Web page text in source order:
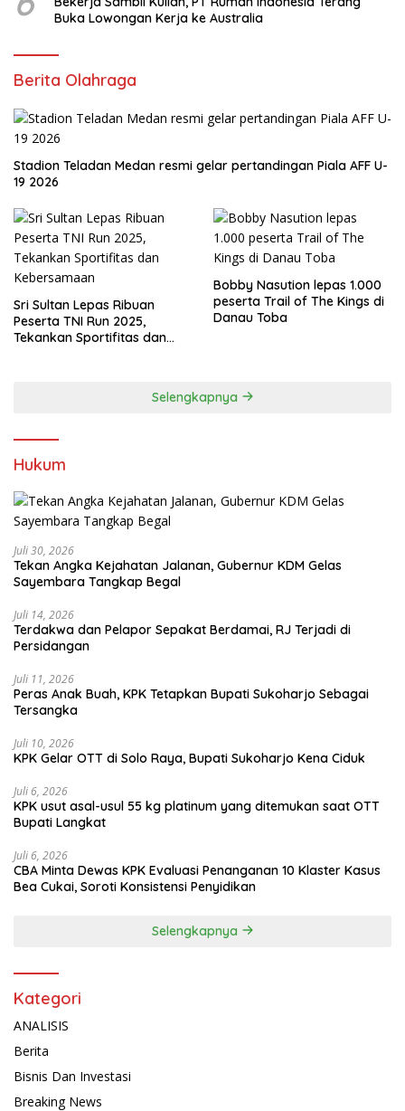
Buka Lowongan Kerja ke Australia
Berita Olahraga
Stadion Teladan Medan resmi gelar pertandingan Piala AFF U-
19 2026
Sri Sultan Lepas Ribuan
Peserta TNI Run 2025,
Tekankan Sportifitas dan
Bobby Nasution lepas 1.000
peserta Trail of The Kings di
Danau Toba
Selengkapnya
Hukum
Juli 30, 2026
Tekan Angka Kejahatan Jalanan, Gubernur KDM Gelas
Sayembara Tangkap Begal
Juli 14, 2026
Terdakwa dan Pelapor Sepakat Berdamai, RJ Terjadi di
Persidangan
Juli 11, 2026
Peras Anak Buah, KPK Tetapkan Bupati Sukoharjo Sebagai
Tersangka
Juli 10, 2026
KPK Gelar OTT di Solo Raya, Bupati Sukoharjo Kena Ciduk
Juli 6, 2026
KPK usut asal-usul 55 kg platinum yang ditemukan saat OTT
Bupati Langkat
Juli 6, 2026
CBA Minta Dewas KPK Evaluasi Penanganan 10 Klaster Kasus
Bea Cukai, Soroti Konsistensi Penyidikan
Selengkapnya
Kategori
ANALISIS
Berita
Bisnis Dan Investasi
Breaking News